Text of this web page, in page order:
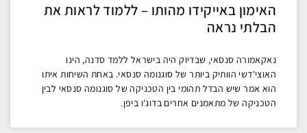
האימון באייקידו מהותו – ללמוד לראות את
הבלתי נראה
נאקאמורה סנסאי, שבדיוק היה בישראל ללמד סדנה, הינו
האוצי'דשי הוותיק ביותר של סוגנומה סנסאי. באחת השיחות איתו
הוא אמר שיש הבדל תהומי בין הטכניקה של סוגנומה סנסאי לבין
הטכניקה של מתאמנים אחרים בדוג'ו ביפן.